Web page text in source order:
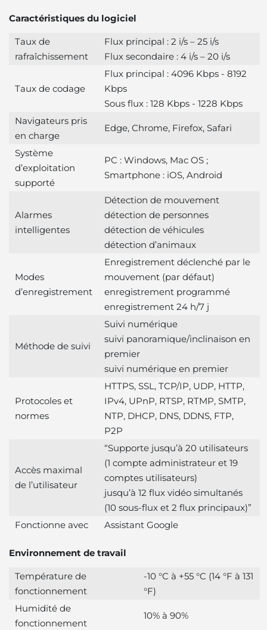
Caractéristiques du logiciel
Taux de
rafraîchissement
Flux principal : 2 i/s – 25 i/s
Flux secondaire : 4 i/s – 20 i/s
Taux de codage
Flux principal : 4096 Kbps - 8192
Kbps
Sous flux : 128 Kbps - 1228 Kbps
Navigateurs pris
en charge
Edge, Chrome, Firefox, Safari
Système
d’exploitation
supporté
PC : Windows, Mac OS ;
Smartphone : iOS, Android
Alarmes
intelligentes
Détection de mouvement
détection de personnes
détection de véhicules
détection d’animaux
Modes
d’enregistrement
Enregistrement déclenché par le
mouvement (par défaut)
enregistrement programmé
enregistrement 24 h/7 j
Méthode de suivi
Suivi numérique
suivi panoramique/inclinaison en
premier
suivi numérique en premier
Protocoles et
normes
HTTPS, SSL, TCP/IP, UDP, HTTP,
IPv4, UPnP, RTSP, RTMP, SMTP,
NTP, DHCP, DNS, DDNS, FTP,
P2P
Accès maximal
de l’utilisateur
“Supporte jusqu’à 20 utilisateurs
(1 compte administrateur et 19
comptes utilisateurs)
jusqu’à 12 flux vidéo simultanés
(10 sous-flux et 2 flux principaux)”
Fonctionne avec
Assistant Google
Environnement de travail
Température de
fonctionnement
-10 °C à +55 °C (14 °F à 131
°F)
Humidité de
fonctionnement
10% à 90%